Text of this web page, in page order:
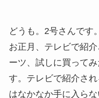
どうも。2号さんです。
お正月、テレビで紹
ーツ、試しに買って
す。テレビで紹介さ
はなかなか手に入ら